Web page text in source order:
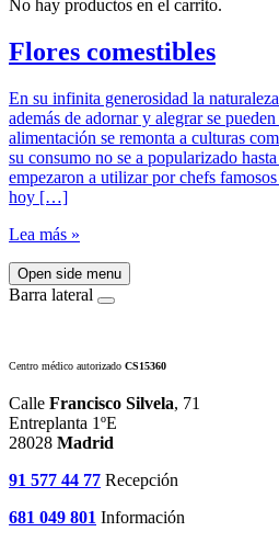
No hay productos en el carrito.
Flores comestibles
En su infinita generosidad la
además de adornar y alegrar se
alimentación se remonta a culturas
su consumo no se a popularizado
empezaron a utilizar por chefs
hoy […]
Lea más »
Open side menu
Barra lateral
Centro médico autorizado CS15360
Calle Francisco Silvela, 71
Entreplanta 1ºE
28028 Madrid
91 577 44 77 Recepción
681 049 801 Información